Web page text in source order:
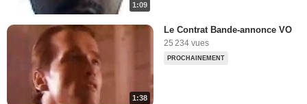
1:09
1:38
Le Contrat Bande-annonce VO
25 234 vues
PROCHAINEMENT